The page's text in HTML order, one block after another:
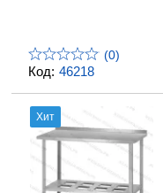
Код: 46218
(0)
Хит